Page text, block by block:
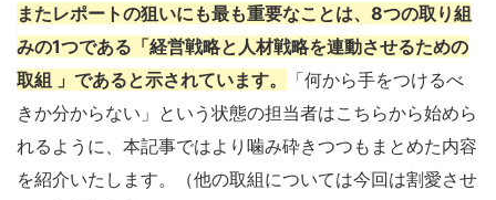
またレポートの狙いにも最も重要なことは、8つの取り組
みの1つである「経営戦略と人材戦略を連動させるための
取組 」であると示されています。
「何から手をつけるべ
きか分からない」という状態の担当者はこちらから始めら
れるように、本記事ではより噛み砕きつつもまとめた内容
を紹介いたします。（他の取組については今回は割愛させ